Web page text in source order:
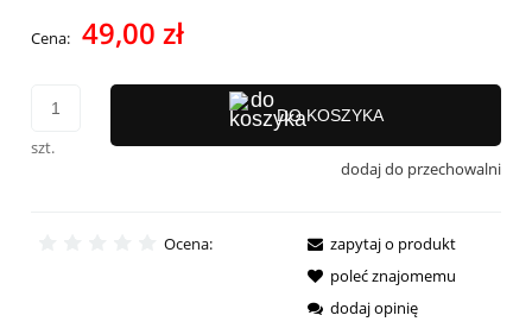
Cena: 49,00 zł
szt.
DO KOSZYKA
dodaj do przechowalni
Ocena:
zapytaj o produkt
poleć znajomemu
dodaj opinię